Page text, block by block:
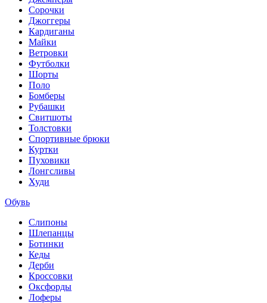
Сорочки
Джоггеры
Кардиганы
Майки
Ветровки
Футболки
Шорты
Поло
Бомберы
Рубашки
Свитшоты
Толстовки
Спортивные брюки
Куртки
Пуховики
Лонгсливы
Худи
Обувь
Слипоны
Шлепанцы
Ботинки
Кеды
Дерби
Кроссовки
Оксфорды
Лоферы